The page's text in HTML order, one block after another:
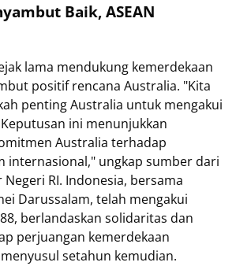
Baik, ASEAN
lama mendukung kemerdekaan
positif rencana Australia. "Kita
penting Australia untuk mengakui
ini menunjukkan
Australia terhadap
internasional," ungkap sumber dari
RI. Indonesia, bersama
Darussalam, telah mengakui
berlandaskan solidaritas dan
perjuangan kemerdekaan
setahun kemudian.